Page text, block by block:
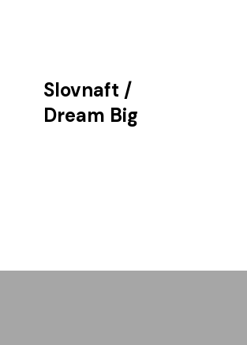
Slovnaft /
Dream Big